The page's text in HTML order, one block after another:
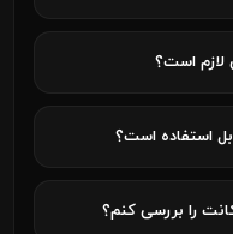
لازم است؟
استفاده است؟
را بررسی کنم؟